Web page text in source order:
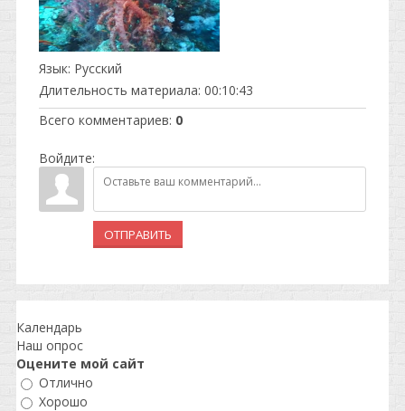
Язык: Русский
Длительность материала: 00:10:43
Всего комментариев: 0
Войдите:
ОТПРАВИТЬ
Календарь
Наш опрос
Оцените мой сайт
Отлично
Хорошо